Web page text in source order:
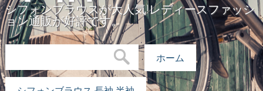
シフォンブラウスが大人気!レディースファッシ
ョン通販が好評です。
検索:
ホーム